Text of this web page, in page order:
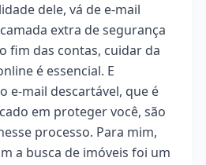
dele, vá de e-mail
extra de segurança
fim das contas, cuidar da
é essencial. E
e-mail descartável, que é
em proteger você, são
processo. Para mim,
a busca de imóveis foi um